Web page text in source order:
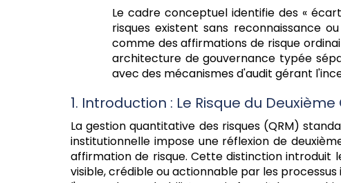
Le cadre conceptuel identifie des «
risques existent sans reconnaissance
comme des affirmations de risque
architecture de gouvernance typée
avec des mécanismes d'audit gérant
1. Introduction : Le Risque du
La gestion quantitative des risques (QRM)
institutionnelle impose une réflexion de
affirmation de risque. Cette distinction introduit
visible, crédible ou actionnable par les